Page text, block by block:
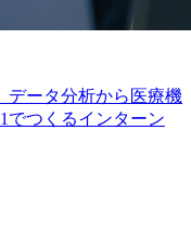
データ分析から医療機
つくるインターン